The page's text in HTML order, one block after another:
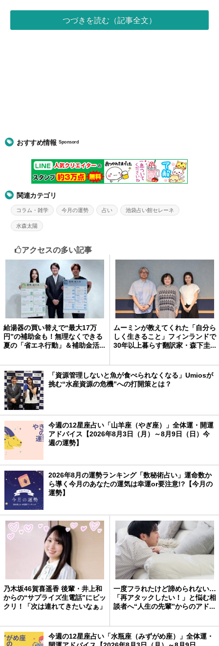
つづきを読む（記事全文）
おすすめ情報Sponsord
関連カテゴリ
コラム・雑学 今月の運勢 占い 池袋占い館セレーネ
水森太陽
アクセスの多い記事
給湯器の買い替えで“最大17万
円”の補助金も！無理なくできる
夏の「省エネ行動」＆補助金活...
ムーミンが教えてくれた「自分ら
しく生きること」フィンランドで
30年以上暮らす翻訳家・森下圭...
「資源管理しないと魚が食べられなくなる」Umiosが
挑む“水産資源の危機”への打開策とは？
今週の12星座占い「山羊座（やぎ座）」全体運・開運
アドバイス【2026年8月3日（月）～8月9日（日）今
週の運勢】
2026年8月の運勢ランキング「数秘術占い」運命数か
ら導く今月のあなたの運気は幸運or要注意!?【今月の
運勢】
乃木坂46賀喜遥香 後輩・井上和
からの“サプライズ生電話”にビッ
クリ！「次は連れてきたいなぁ」
一度フラれたけど諦められない…
「再アタックしたい！」と悩む相
談者へ“人生の先輩”からのアド...
今週の12星座占い「水瓶座（みずがめ座）」全体運・